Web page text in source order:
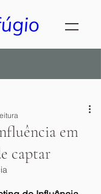
em
captar